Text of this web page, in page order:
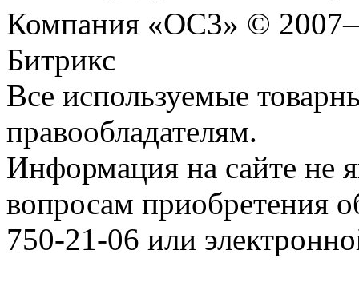
Компания «ОС3» ©
Битрикс
Все используемые
правообладателям.
Информация на сайте не
вопросам приобретения
750-21-06 или